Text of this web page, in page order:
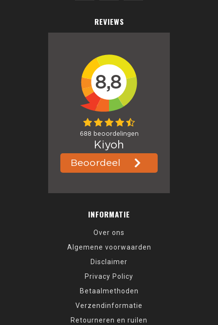
REVIEWS
INFORMATIE
Over ons
Algemene voorwaarden
Disclaimer
Privacy Policy
Betaalmethoden
Verzendinformatie
Retourneren en ruilen